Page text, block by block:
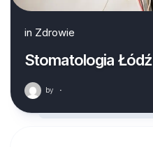
in Zdrowie
Stomatologia Łódź
by ·